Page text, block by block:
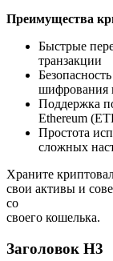
Преимущества
Быстрые
транзакции
шифрования
Поддержка
Ethereum
Простота
сложных
Храните
свои активы и
со
своего кошелька.
Заголовок Н3